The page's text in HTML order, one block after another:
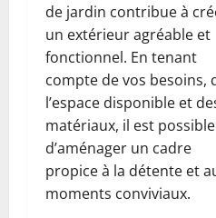
de jardin contribue à
un extérieur agréable et
fonctionnel. En tenant
compte de vos besoins,
l’espace disponible et
matériaux, il est possible
d’aménager un cadre
propice à la détente et
moments conviviaux.